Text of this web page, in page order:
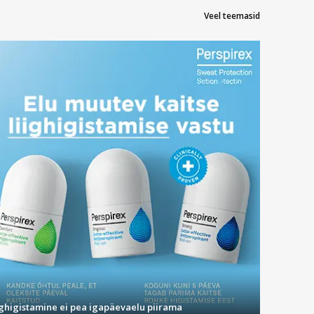
vähemalt 10 minutit pärast söömist või joomist, enne kui
tervise jälgimisel ja palaviku tuvastamisel. Nimelt on palavik
nende kasutamiseks termomeetrit vooluvõrku lülitama. Kui
inimese kehatemperatuuri vaid mõne sentimeetri kauguselt.
või kellegi teise kehal. Temperatuuri saate teada vaid loetud
minuteid, et saada teada tulemus ning lapsi võib see
tehes - just nii võib kirjeldada termomeetrite soetamist siit
Veel teemasid
ei pea igapäevaelu piirama